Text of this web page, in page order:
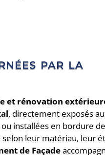
par la
et rénovation
, directement exposés
installées en bordure de
selon leur matériau, leur
de Façade